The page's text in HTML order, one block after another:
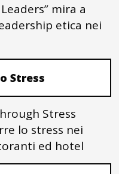
mira a
etica nei
Stress
Stress
lo stress nei
ed hotel